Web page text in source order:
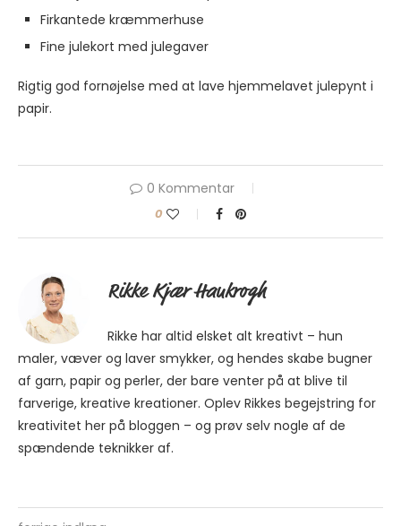
Firkantede kræmmerhuse
Fine julekort med julegaver
Rigtig god fornøjelse med at lave hjemmelavet julepynt i
papir.
0 Kommentar
0
Rikke Kjær Haukrogh
Rikke har altid elsket alt kreativt – hun
maler, væver og laver smykker, og hendes skabe bugner
af garn, papir og perler, der bare venter på at blive til
farverige, kreative kreationer. Oplev Rikkes begejstring for
kreativitet her på bloggen – og prøv selv nogle af de
spændende teknikker af.